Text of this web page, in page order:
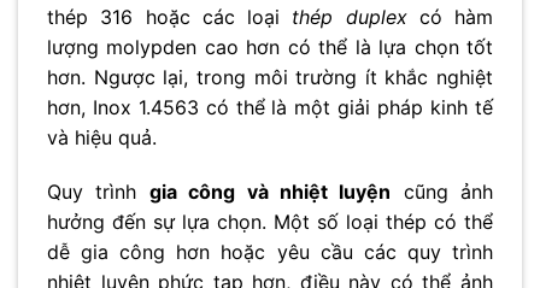
thép 316 hoặc các loại thép duplexcó hàm
lượng molypden cao hơn có thể là lựa chọn tốt
hơn. Ngược lại, trong môi trường ít khắc nghiệt
hơn, Inox 1.4563 có thể là một giải pháp kinh tế
và hiệu quả.
Quy trình gia công và nhiệt luyện cũng ảnh
hưởng đến sự lựa chọn. Một số loại thép có thể
dễ gia công hơn hoặc yêu cầu các quy trình
nhiệt luyện phức tạp hơn, điều này có thể ảnh